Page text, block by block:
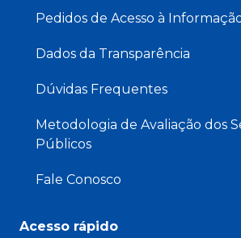
Pedidos de Acesso à
Dados da Transparência
Dúvidas Frequentes
Metodologia de Avaliação dos
Públicos
Fale Conosco
Acesso rápido